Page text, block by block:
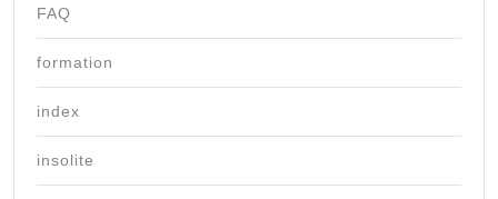
FAQ
formation
index
insolite